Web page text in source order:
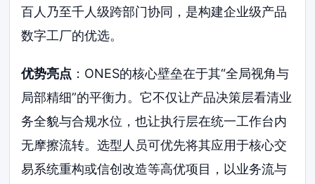
百人乃至千人级跨部门协同，是构建企业级产品
数字工厂的优选。
优势亮点 ：ONES的核心壁垒在于其“全局视角与
局部精细”的平衡力。它不仅让产品决策层看清业
务全貌与合规水位，也让执行层在统一工作台内
无摩擦流转。选型人员可优先将其应用于核心交
易系统重构或信创改造等高优项目，以业务流与